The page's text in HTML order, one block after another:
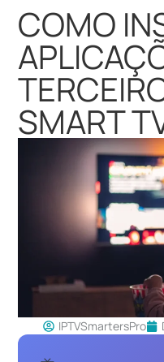
COMO
SMART
IPTVSmartersPro